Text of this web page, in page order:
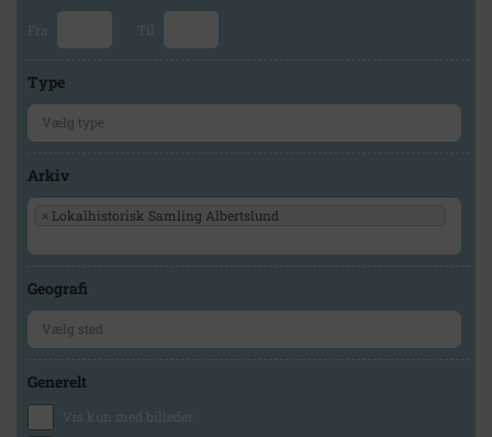
Fra Til
Type
Arkiv
× Lokalhistorisk Samling Albertslund
Geografi
Generelt
Vis kun med billeder